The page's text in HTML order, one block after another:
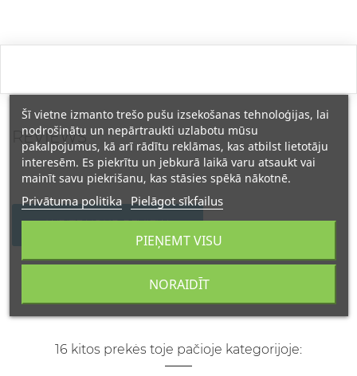
REVIEWS
WRITE YOUR REVIEW
16 kitos prekės toje pačioje kategorijoje:
Šī vietne izmanto trešo pušu izsekošanas tehnoloģijas, lai
nodrošinātu un nepārtraukti uzlabotu mūsu
pakalpojumus, kā arī rādītu reklāmas, kas atbilst lietotāju
interesēm. Es piekrītu un jebkurā laikā varu atsaukt vai
mainīt savu piekrišanu, kas stāsies spēkā nākotnē.
Privātuma politika Pielāgot sīkfailus
NORAIDĪT
PIEŅEMT VISU